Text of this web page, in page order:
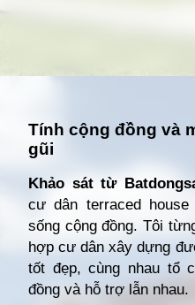
Tính cộng đồng và
gũi
Khảo sát từ
cư dân terraced
sống cộng đồng. Tôi
hợp cư dân xây dựng
tốt đẹp, cùng nhau tổ
đồng và hỗ trợ lẫn nhau.